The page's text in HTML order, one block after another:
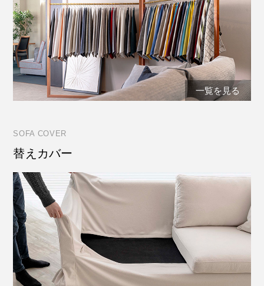
一覧を見る
SOFA COVER
替えカバー